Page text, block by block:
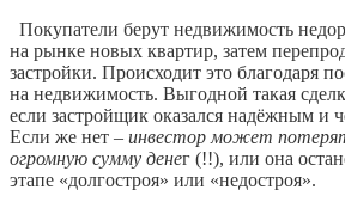
Покупатели берут недвижимость
на рынке новых квартир, затем
застройки. Происходит это благодаря
на недвижимость. Выгодной такая
если застройщик оказался надёжным и
Если же нет – инвестор может
огромную сумму денег (!!), или она
этапе «долгостроя» или «недостроя».